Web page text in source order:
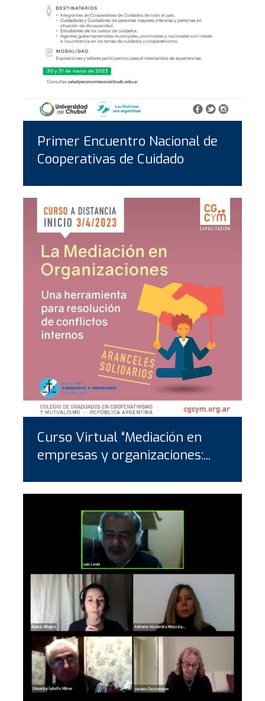
Primer Encuentro Nacional de
Cooperativas de Cuidado
Curso Virtual “Mediación en
empresas y organizaciones:...